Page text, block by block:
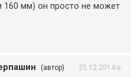
160 мм) он просто не может
(автор)
25.12.2014 в